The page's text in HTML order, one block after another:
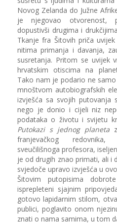
Novog Zelanda do Južne
je njegovao otvorenost,
dopustivši drugima i
Tkanje fra Šitovih priča
nitima primanja i davanja,
susretanja. Pritom se uvijek
hrvatskim otiscima na
Tako nam je podario ne
mnoštvom autobiografskih
izvješća sa svojih putovanja
nego je donio i cijeli niz
podataka o životu i svijetu
Putokazi s jednog planeta
franjevačkog redovnika,
sveučilišnoga profesora,
je od drugih znao primati, ali i
svjedoče upravo izvješća u
Šitovim putopisima
isprepleteni sjajnim
gotovo lapidarnim stilom,
publici, poglavito onom
znati o nama samima, u tom